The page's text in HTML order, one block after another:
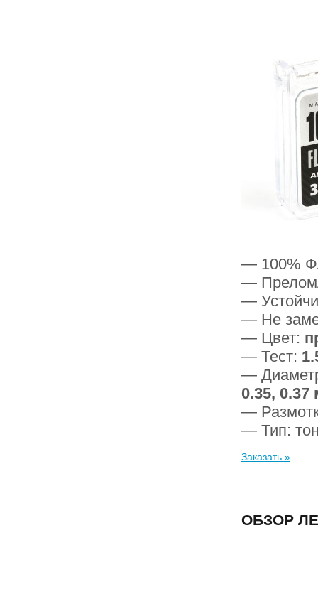
— 100%
—
—
— Не
— Цвет:
— Тест:
—
0.35, 0.37
—
— Тип:
Заказать »
ОБЗОР